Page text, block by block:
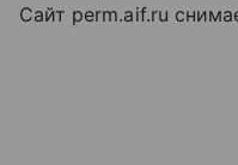
Сайт perm.aif.ru